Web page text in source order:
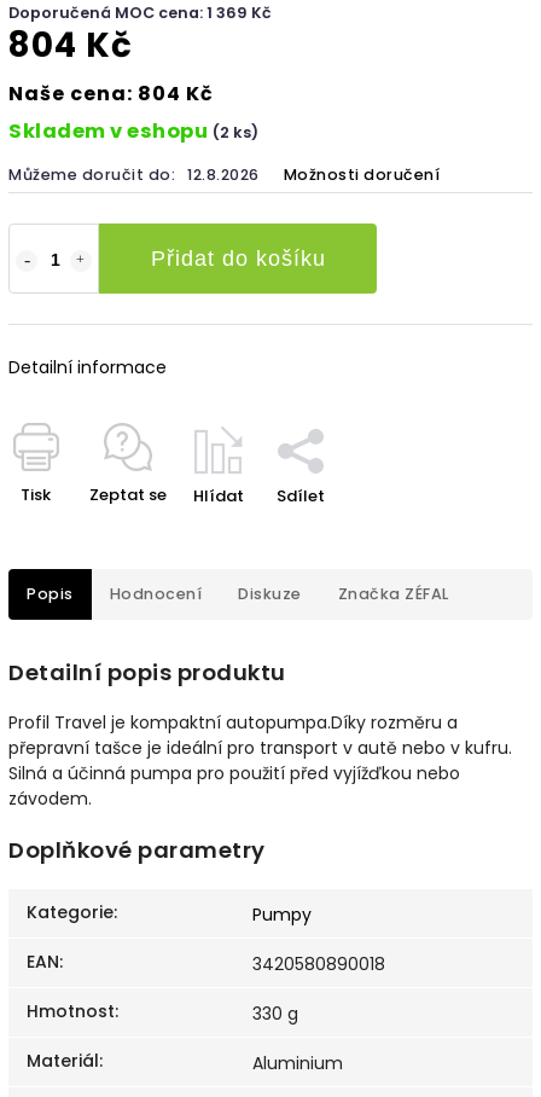
Doporučená MOC cena: 1 369 Kč
804 Kč
Naše cena: 804 Kč
Skladem v eshopu (2 ks)
Můžeme doručit do: 12.8.2026 Možnosti doručení
Přidat do košíku
Detailní informace
Tisk Zeptat se Hlídat Sdílet
Popis Hodnocení Diskuze Značka ZÉFAL
Detailní popis produktu
Profil Travel je kompaktní autopumpa.Díky rozměru a
přepravní tašce je ideální pro transport v autě nebo v kufru.
Silná a účinná pumpa pro použití před vyjížďkou nebo
závodem.
Doplňkové parametry
Kategorie:
Pumpy
EAN:
3420580890018
Hmotnost:
330 g
Materiál:
Aluminium